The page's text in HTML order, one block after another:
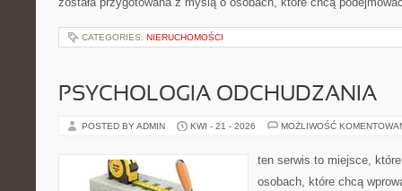
CATEGORIES: NIERUCHOMOŚCI
PSYCHOLOGIA ODCHUDZANIA
POSTED BY ADMIN KWI - 21 - 2026 MOŻLIWOŚĆ
ten serwis to miejsce,
osobach, które chcą